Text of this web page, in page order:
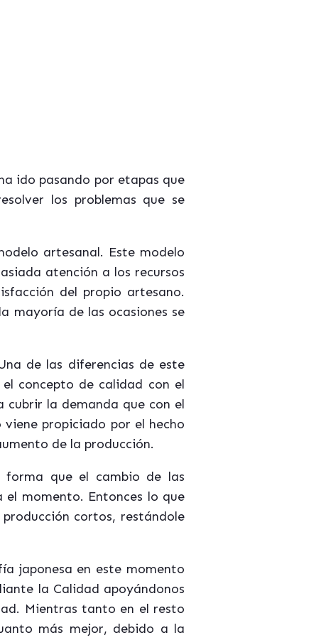
ido pasando por etapas que
los problemas que se
artesanal. Este modelo
atención a los recursos
del propio artesano.
mayoría de las ocasiones se
de las diferencias de este
concepto de calidad con el
cubrir la demanda que con el
propiciado por el hecho
de la producción.
forma que el cambio de las
momento. Entonces lo que
cortos, restándole
japonesa en este momento
la Calidad apoyándonos
Mientras tanto en el resto
más mejor, debido a la